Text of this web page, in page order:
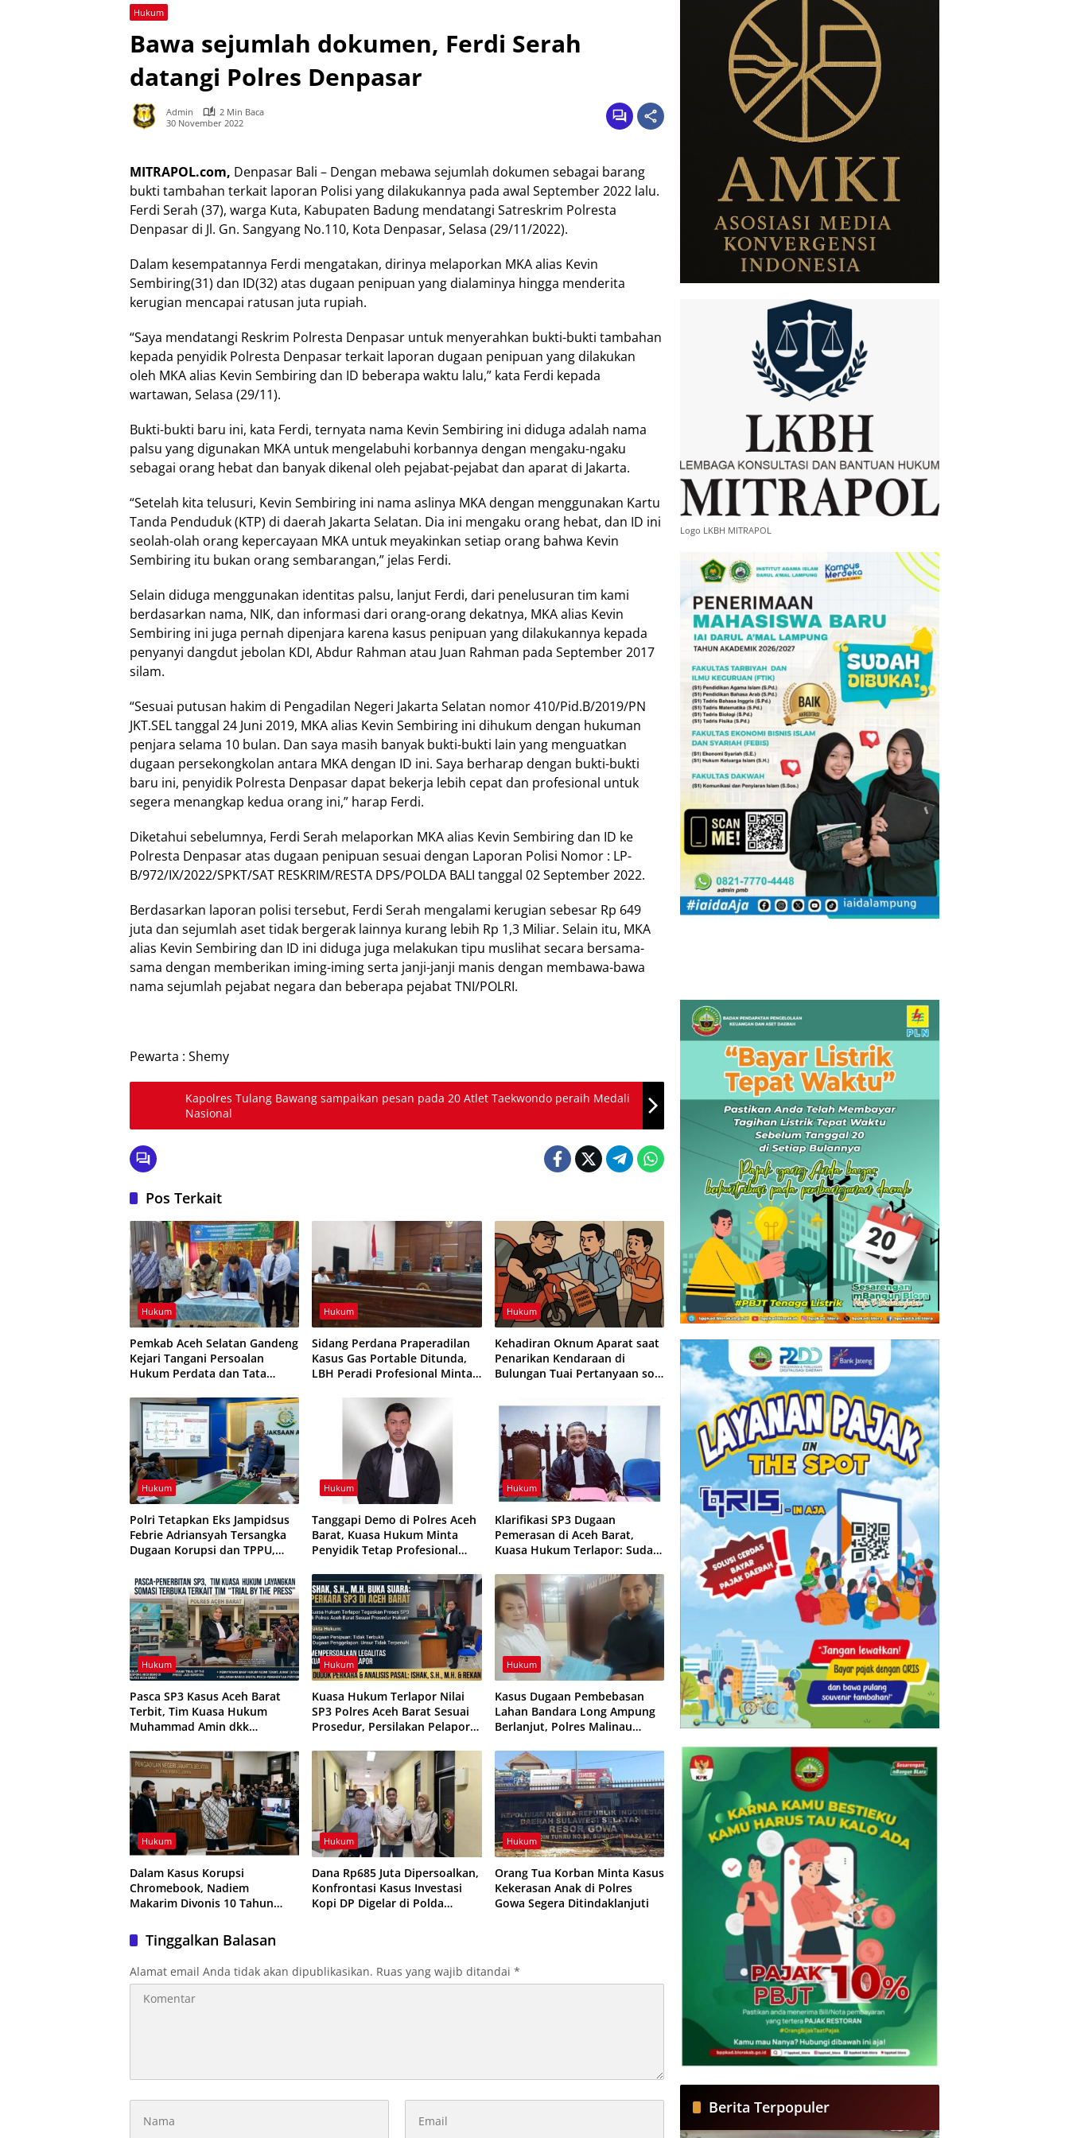
Hukum
Bawa sejumlah dokumen, Ferdi Serah
datangi Polres Denpasar
Admin
2 Min Baca
30 November 2022
MITRAPOL.com, Denpasar Bali – Dengan mebawa sejumlah dokumen sebagai barang
bukti tambahan terkait laporan Polisi yang dilakukannya pada awal September 2022 lalu.
Ferdi Serah (37), warga Kuta, Kabupaten Badung mendatangi Satreskrim Polresta
Denpasar di Jl. Gn. Sangyang No.110, Kota Denpasar, Selasa (29/11/2022).
Dalam kesempatannya Ferdi mengatakan, dirinya melaporkan MKA alias Kevin
Sembiring(31) dan ID(32) atas dugaan penipuan yang dialaminya hingga menderita
kerugian mencapai ratusan juta rupiah.
“Saya mendatangi Reskrim Polresta Denpasar untuk menyerahkan bukti-bukti tambahan
kepada penyidik Polresta Denpasar terkait laporan dugaan penipuan yang dilakukan
oleh MKA alias Kevin Sembiring dan ID beberapa waktu lalu,” kata Ferdi kepada
wartawan, Selasa (29/11).
Bukti-bukti baru ini, kata Ferdi, ternyata nama Kevin Sembiring ini diduga adalah nama
palsu yang digunakan MKA untuk mengelabuhi korbannya dengan mengaku-ngaku
sebagai orang hebat dan banyak dikenal oleh pejabat-pejabat dan aparat di Jakarta.
“Setelah kita telusuri, Kevin Sembiring ini nama aslinya MKA dengan menggunakan Kartu
Tanda Penduduk (KTP) di daerah Jakarta Selatan. Dia ini mengaku orang hebat, dan ID ini
seolah-olah orang kepercayaan MKA untuk meyakinkan setiap orang bahwa Kevin
Sembiring itu bukan orang sembarangan,” jelas Ferdi.
Selain diduga menggunakan identitas palsu, lanjut Ferdi, dari penelusuran tim kami
berdasarkan nama, NIK, dan informasi dari orang-orang dekatnya, MKA alias Kevin
Sembiring ini juga pernah dipenjara karena kasus penipuan yang dilakukannya kepada
penyanyi dangdut jebolan KDI, Abdur Rahman atau Juan Rahman pada September 2017
silam.
“Sesuai putusan hakim di Pengadilan Negeri Jakarta Selatan nomor 410/Pid.B/2019/PN
JKT.SEL tanggal 24 Juni 2019, MKA alias Kevin Sembiring ini dihukum dengan hukuman
penjara selama 10 bulan. Dan saya masih banyak bukti-bukti lain yang menguatkan
dugaan persekongkolan antara MKA dengan ID ini. Saya berharap dengan bukti-bukti
baru ini, penyidik Polresta Denpasar dapat bekerja lebih cepat dan profesional untuk
segera menangkap kedua orang ini,” harap Ferdi.
Diketahui sebelumnya, Ferdi Serah melaporkan MKA alias Kevin Sembiring dan ID ke
Polresta Denpasar atas dugaan penipuan sesuai dengan Laporan Polisi Nomor : LP-
B/972/IX/2022/SPKT/SAT RESKRIM/RESTA DPS/POLDA BALI tanggal 02 September 2022.
Berdasarkan laporan polisi tersebut, Ferdi Serah mengalami kerugian sebesar Rp 649
juta dan sejumlah aset tidak bergerak lainnya kurang lebih Rp 1,3 Miliar. Selain itu, MKA
alias Kevin Sembiring dan ID ini diduga juga melakukan tipu muslihat secara bersama-
sama dengan memberikan iming-iming serta janji-janji manis dengan membawa-bawa
nama sejumlah pejabat negara dan beberapa pejabat TNI/POLRI.
Pewarta : Shemy
Kapolres Tulang Bawang sampaikan pesan pada 20 Atlet Taekwondo peraih Medali
Nasional
Pos Terkait
Hukum
Pemkab Aceh Selatan Gandeng
Kejari Tangani Persoalan
Hukum Perdata dan Tata
Hukum
Sidang Perdana Praperadilan
Kasus Gas Portable Ditunda,
LBH Peradi Profesional Minta
Sihombing Dibatalkan
Hukum
Kehadiran Oknum Aparat saat
Penarikan Kendaraan di
Bulungan Tuai Pertanyaan soal
Hukum
Polri Tetapkan Eks Jampidsus
Febrie Adriansyah Tersangka
Dugaan Korupsi dan TPPU,
Hukum
Tanggapi Demo di Polres Aceh
Barat, Kuasa Hukum Minta
Penyidik Tetap Profesional
Hukum
Klarifikasi SP3 Dugaan
Pemerasan di Aceh Barat,
Kuasa Hukum Terlapor: Sudah
Adat
Hukum
Pasca SP3 Kasus Aceh Barat
Terbit, Tim Kuasa Hukum
Muhammad Amin dkk
Ingatkan Potensi Pelanggaran
UU ITE
Hukum
Kuasa Hukum Terlapor Nilai
SP3 Polres Aceh Barat Sesuai
Prosedur, Persilakan Pelapor
Hukum
Kasus Dugaan Pembebasan
Lahan Bandara Long Ampung
Berlanjut, Polres Malinau
Pihak
Hukum
Dalam Kasus Korupsi
Chromebook, Nadiem
Makarim Divonis 10 Tahun
Miliar
Hukum
Dana Rp685 Juta Dipersoalkan,
Konfrontasi Kasus Investasi
Kopi DP Digelar di Polda
Hukum
Orang Tua Korban Minta Kasus
Kekerasan Anak di Polres
Gowa Segera Ditindaklanjuti
Tinggalkan Balasan
Alamat email Anda tidak akan dipublikasikan. Ruas yang wajib ditandai *
Logo LKBH MITRAPOL
Berita Terpopuler